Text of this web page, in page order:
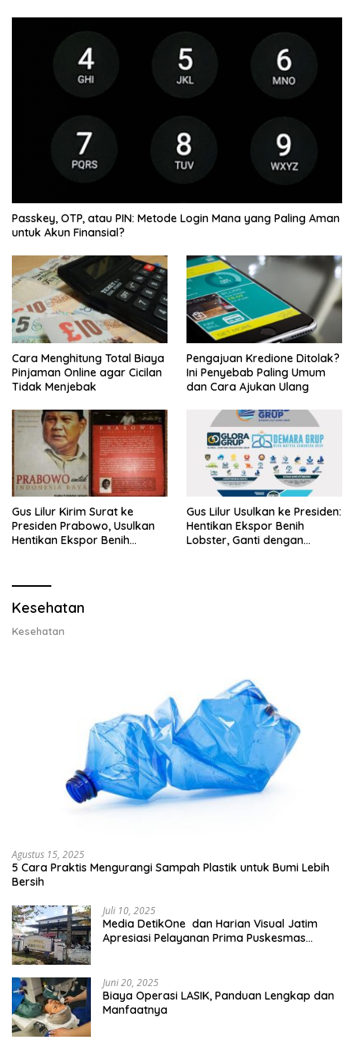
Passkey, OTP, atau PIN: Metode Login Mana yang Paling Aman
untuk Akun Finansial?
Cara Menghitung Total Biaya
Pinjaman Online agar Cicilan
Tidak Menjebak
Pengajuan Kredione Ditolak?
Ini Penyebab Paling Umum
dan Cara Ajukan Ulang
Gus Lilur Kirim Surat ke
Presiden Prabowo, Usulkan
Hentikan Ekspor Benih
Gus Lilur Usulkan ke Presiden:
Hentikan Ekspor Benih
Lobster, Ganti dengan
Kesehatan
Kesehatan
Agustus 15, 2025
5 Cara Praktis Mengurangi Sampah Plastik untuk Bumi Lebih
Bersih
Juli 10, 2025
Media DetikOne dan Harian Visual Jatim
Apresiasi Pelayanan Prima Puskesmas
Juni 20, 2025
Biaya Operasi LASIK, Panduan Lengkap dan
Manfaatnya